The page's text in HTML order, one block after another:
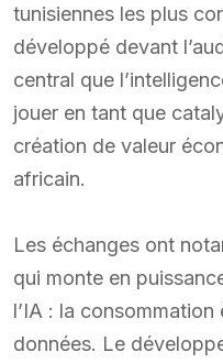
tunisiennes les plus
développé devant
central que
jouer en tant que
création de valeur
africain.
Les échanges ont
qui monte en
l’IA : la
données. Le